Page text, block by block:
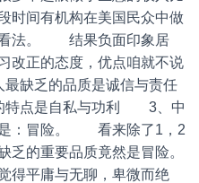
间有机构在美国民众中做
看法。 结果负面印象居
改正的态度，优点咱就不说
缺乏的品质是诚信与责任
点是自私与功利 3、中
是：冒险。 看来除了1，2
乏的重要品质竟然是冒险。
得平庸与无聊，卑微而绝